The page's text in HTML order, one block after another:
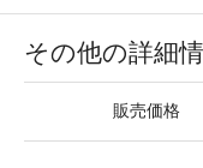
その他の詳細
販売価格